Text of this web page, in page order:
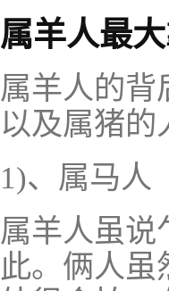
属羊人最
属羊人的背
以及属猪的
1)、属马人
属羊人虽说
此。俩人虽